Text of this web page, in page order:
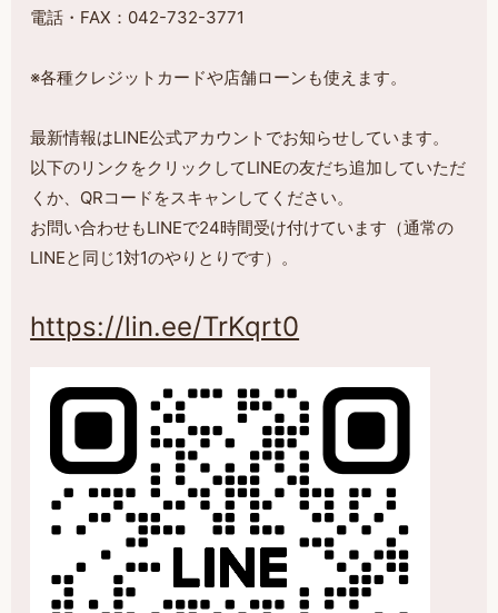
電話・FAX：042-732-3771
※各種クレジットカードや店舗ローンも使えます。
最新情報はLINE公式アカウントでお知らせしています。
以下のリンクをクリックしてLINEの友だち追加していただ
くか、QRコードをスキャンしてください。
お問い合わせもLINEで24時間受け付けています（通常の
LINEと同じ1対1のやりとりです）。
https://lin.ee/TrKqrt0